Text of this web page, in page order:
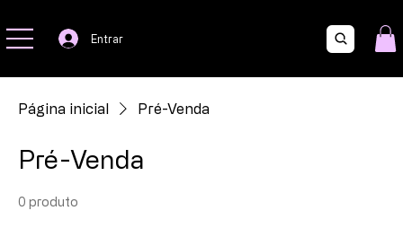
Entrar
Página inicial Pré-Venda
Pré-Venda
0 produto